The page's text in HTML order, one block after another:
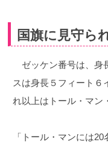
国旗に見守ら
ゼッケン番号は、身
スは身長５フィート６
れ以上はトール・マン
「トール・マンには